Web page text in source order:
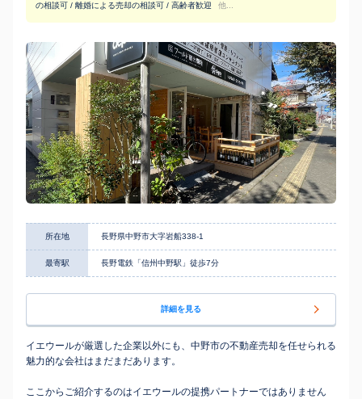
の相談可 / 離婚による売却の相談可 / 高齢者歓迎
他...
所在地 長野県中野市大字岩船338-1
最寄駅 長野電鉄「信州中野駅」徒歩7分
詳細を見る
イエウールが厳選した企業以外にも、中野市の不動産売却を任せられる
魅力的な会社はまだまだあります。
ここからご紹介するのはイエウールの提携パートナーではありません